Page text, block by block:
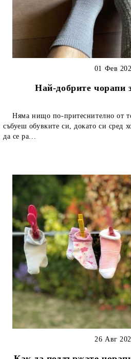
Най-добрите чорапи
01 Фев
Няма нищо по-притеснително от
събуеш обувките си, докато си сред
да се ра...
26 Авг